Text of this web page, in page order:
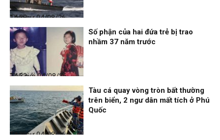
Thời sự
04/08/26, 14:38
Thế giới
04/08/26, 14:32
Số phận của hai đứa trẻ bị trao
nhầm 37 năm trước
Thời sự
04/08/26, 14:28
Tàu cá quay vòng tròn bất thường
trên biển, 2 ngư dân mất tích ở Phú
Quốc